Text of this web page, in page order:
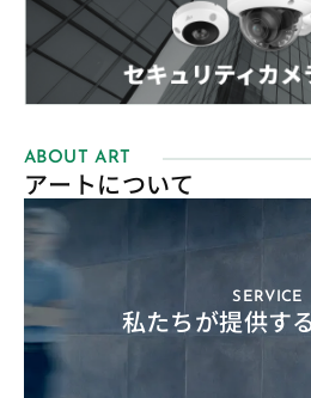
ABOUT ART
アートについて
SERVICE
私たちが提供す